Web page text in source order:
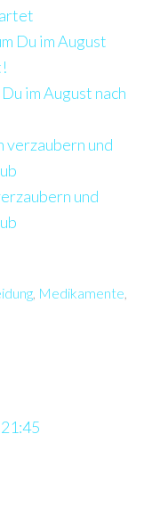
im August nach
und
Medikamente